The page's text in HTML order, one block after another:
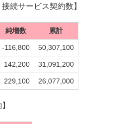
続サービス契約数】
純増数 累計
-116,800 50,307,100
142,200 31,091,200
229,100 26,077,000